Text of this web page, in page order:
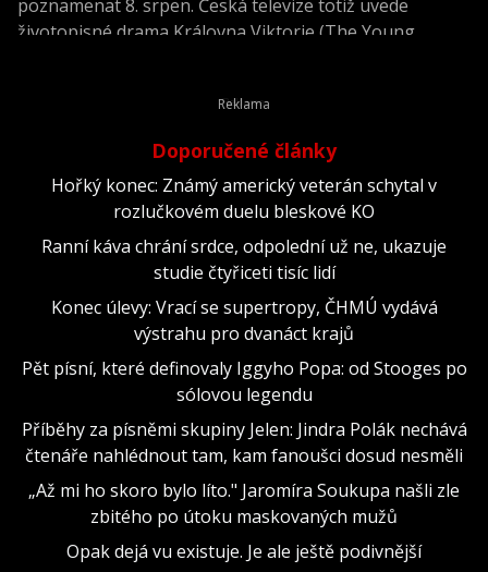
poznamenat 8. srpen. Česká televize totiž uvede
životopisné drama Královna Viktorie (The Young
Doporučené články
Hořký konec: Známý americký veterán schytal v
rozlučkovém duelu bleskové KO
Ranní káva chrání srdce, odpolední už ne, ukazuje
studie čtyřiceti tisíc lidí
Konec úlevy: Vrací se supertropy, ČHMÚ vydává
výstrahu pro dvanáct krajů
Pět písní, které definovaly Iggyho Popa: od Stooges po
sólovou legendu
Příběhy za písněmi skupiny Jelen: Jindra Polák nechává
čtenáře nahlédnout tam, kam fanoušci dosud nesměli
„Až mi ho skoro bylo líto." Jaromíra Soukupa našli zle
zbitého po útoku maskovaných mužů
Opak dejá vu existuje. Je ale ještě podivnější